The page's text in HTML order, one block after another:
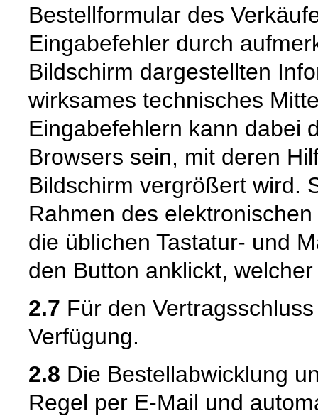
Bestellformular des
Eingabefehler durch
Bildschirm dargestellten
wirksames technisches
Eingabefehlern kann dabei
Browsers sein, mit deren
Bildschirm vergrößert wird.
Rahmen des
die üblichen Tastatur- und
den Button anklickt,
2.7 Für den
Verfügung.
2.8 Die Bestellabwicklung
Regel per E-Mail und